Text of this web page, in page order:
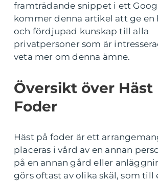
framträdande snippet i ett
kommer denna artikel att ge
och fördjupad kunskap till alla
privatpersoner som är
veta mer om denna ämne.
Översikt över Häst
Foder
Häst på foder är ett
placeras i vård av en annan
på en annan gård eller
görs oftast av olika skäl, som till